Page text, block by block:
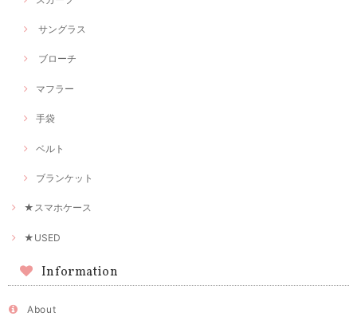
サングラス
ブローチ
マフラー
手袋
ベルト
ブランケット
★スマホケース
★USED
Information
About